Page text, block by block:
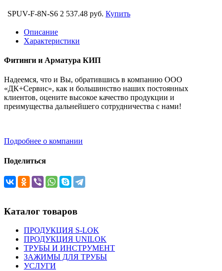
SPUV-F-8N-S6 2 537.48 руб. Купить
Описание
Характеристики
Фитинги и Арматура КИП
Надеемся, что и Вы, обратившись в компанию ООО
«ДК+Сервис», как и большинство наших постоянных
клиентов, оцените высокое качество продукции и
преимущества дальнейшего сотрудничества с нами!
Подробнее о компании
Поделиться
Каталог товаров
ПРОДУКЦИЯ S-LOK
ПРОДУКЦИЯ UNILOK
ТРУБЫ И ИНСТРУМЕНТ
ЗАЖИМЫ ДЛЯ ТРУБЫ
УСЛУГИ